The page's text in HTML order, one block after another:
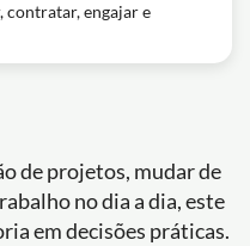
engajar e
de projetos, mudar de
no dia a dia, este
em decisões práticas.